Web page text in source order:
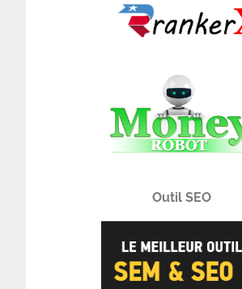
Outil SEO